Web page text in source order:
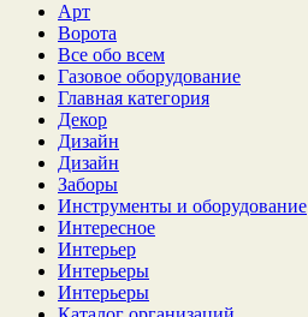
Арт
Ворота
Все обо всем
Газовое оборудование
Главная категория
Декор
Дизайн
Дизайн
Заборы
Инструменты и оборудование
Интересное
Интерьер
Интерьеры
Интерьеры